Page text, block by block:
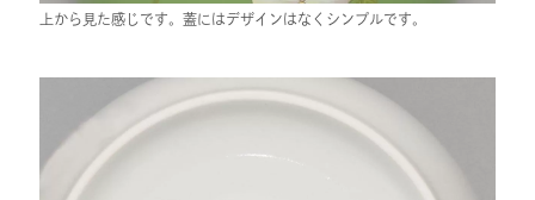
上から見た感じです。蓋にはデザインはなくシンプルです。